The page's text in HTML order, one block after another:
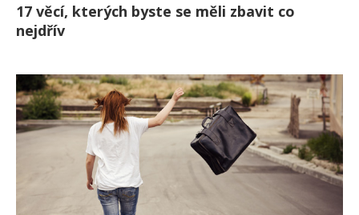
17 věcí, kterých byste se měli zbavit co
nejdřív